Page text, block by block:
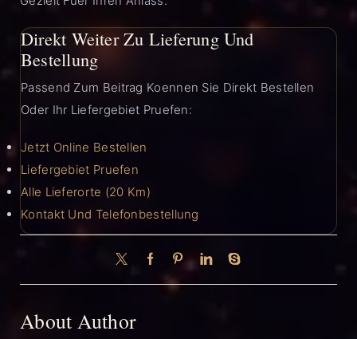
Direkt Weiter Zu Lieferung Und
Bestellung
Passend Zum Beitrag Koennen Sie Direkt Bestellen
Oder Ihr Liefergebiet Pruefen:
Jetzt Online Bestellen
Liefergebiet Pruefen
Alle Lieferorte (20 Km)
Kontakt Und Telefonbestellung
About Author